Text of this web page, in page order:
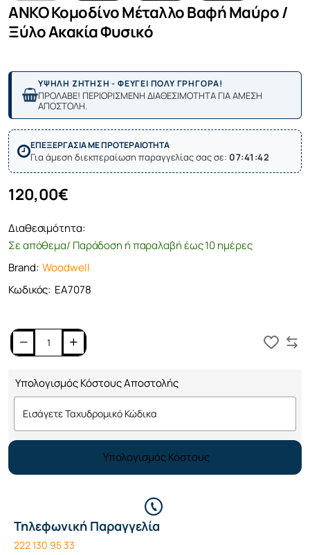
ANKO Κομοδίνο Μέταλλο Βαφή Μαύρο /
Ξύλο Ακακία Φυσικό
ΥΨΗΛΗ ΖΗΤΗΣΗ - ΦΕΥΓΕΙ ΠΟΛΥ ΓΡΗΓΟΡΑ!
ΠΡΟΛΑΒΕ! ΠΕΡΙΟΡΙΣΜΕΝΗ ΔΙΑΘΕΣΙΜΟΤΗΤΑ ΓΙΑ ΑΜΕΣΗ
ΑΠΟΣΤΟΛΗ.
ΕΠΕΞΕΡΓΑΣΙΑ ΜΕ ΠΡΟΤΕΡΑΙΟΤΗΤΑ
Για άμεση διεκπεραίωση παραγγελίας σας σε: 07:41:42
Διαθεσιμότητα:
Σε απόθεμα/ Παράδοση ή παραλαβή έως 10 ημέρες
Brand: Woodwell
Κωδικός: ΕΑ7078
120,00€
Υπολογισμός Κόστους Αποστολής
Υπολογισμός Κόστους
Τηλεφωνική Παραγγελία
222 130 95 33